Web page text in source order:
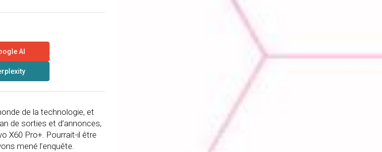
AI
de la technologie, et
de sorties et d’annonces,
X60 Pro+. Pourrait-il être
mené l’enquête.